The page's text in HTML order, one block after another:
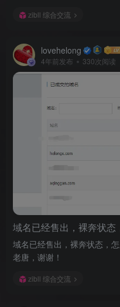
zibll 综合交流
lovehelong
4年前发布 330次阅读
域名已经售出，裸奔状态
域名已经售出，裸奔状态，
老唐，谢谢！
zibll 综合交流